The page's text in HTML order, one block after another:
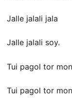
Jalle jalali jala
Jalle jalali soy.
Tui pagol tor
Tui pagol tor